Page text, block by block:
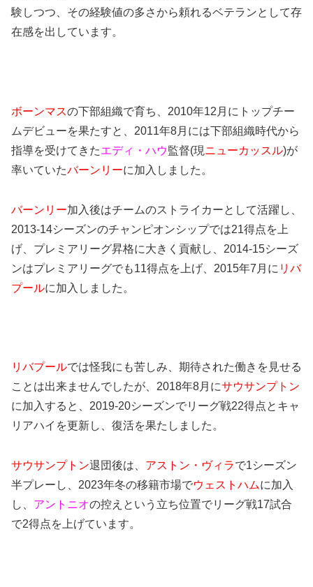
験しつつ、その経験値の多さから頼れるベテランとして存
在感を出しています。
ボーンマスの下部組織で育ち、2010年12月にトップチー
ムデビューを果たすと、2011年8月には下部組織時代から
指導を受けてきたエディ・ハウ監督(現ニューカッスル)が
率いていたバーンリーに加入しました。
バーンリー加入後はチームのストライカーとして活躍し、
2013-14シーズンのチャンピオンシップでは21得点を上
げ、プレミアリーグ昇格に大きく貢献し、2014-15シーズ
ンはプレミアリーグでも11得点を上げ、2015年7月に リバ
プールに加入しました。
リバプールでは怪我にも苦しみ、期待された働きを見せる
ことは出来ませんでしたが、2018年8月にサウサンプトン
に加入すると、2019-20シーズンでリーグ戦22得点とキャ
リアハイを更新し、復活を果たしました。
サウサンプトン退団後は、 アストン・ヴィラで1シーズン
半プレーし、2023年冬の移籍市場でウェストハムに加入
し、 アントニオの控えという立ち位置でリーグ戦17試合
で2得点を上げています。